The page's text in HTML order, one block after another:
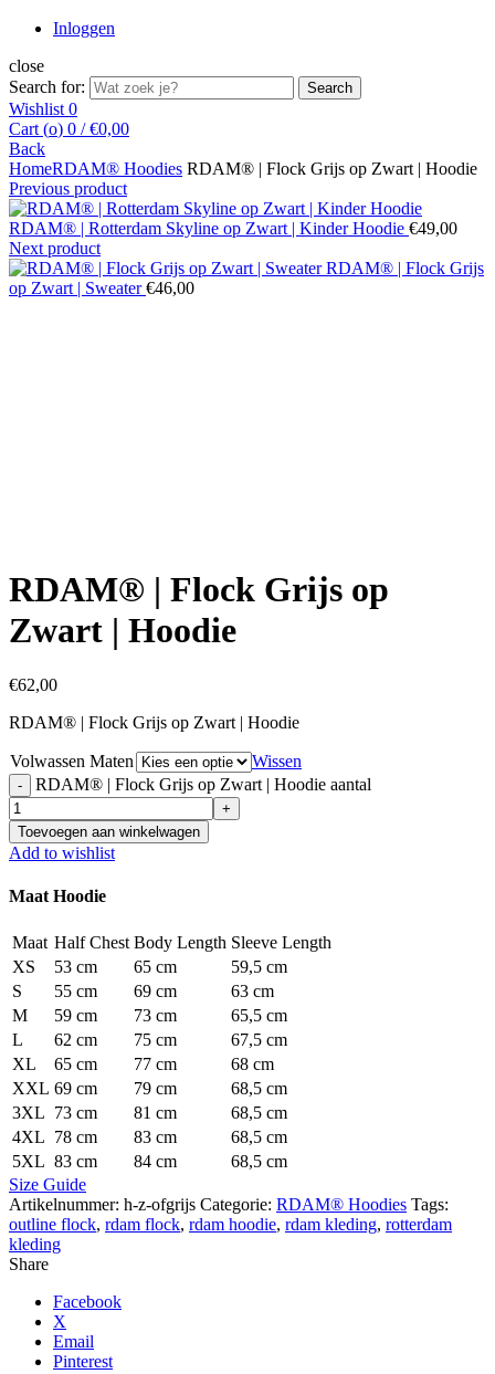
Inloggen
close
Search for:
Search
Wishlist 0
Cart (o) 0 / €0,00
Back
HomeRDAM® Hoodies RDAM® | Flock Grijs op Zwart | Hoodie
Previous product
RDAM® | Rotterdam Skyline op Zwart | Kinder Hoodie €49,00
Next product
RDAM® | Flock Grijs
op Zwart | Sweater€46,00
RDAM® | Flock Grijs op
Zwart | Hoodie
€62,00
RDAM® | Flock Grijs op Zwart | Hoodie
Volwassen Maten
Wissen
RDAM® | Flock Grijs op Zwart | Hoodie aantal
Toevoegen aan winkelwagen
Add to wishlist
Maat Hoodie
Maat Half Chest Body Length Sleeve Length
XS
53 cm 65 cm
59,5 cm
S
55 cm 69 cm
63 cm
M
59 cm 73 cm
65,5 cm
L
62 cm 75 cm
67,5 cm
XL
65 cm 77 cm
68 cm
XXL 69 cm 79 cm
68,5 cm
3XL 73 cm 81 cm
68,5 cm
4XL 78 cm 83 cm
68,5 cm
5XL 83 cm 84 cm
68,5 cm
Size Guide
Artikelnummer: h-z-ofgrijs Categorie: RDAM® Hoodies Tags:
outline flock, rdam flock, rdam hoodie, rdam kleding, rotterdam
kleding
Share
Facebook
X
Email
Pinterest